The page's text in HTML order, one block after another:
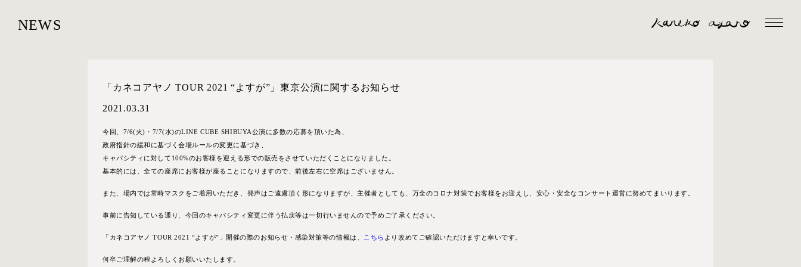
NEWS
「カネコアヤノ TOUR 2021 “よすが”」東京公演に関するお知らせ
2021.03.31
今回、7/6(火)・7/7(水)のLINE CUBE SHIBUYA公演に多数の応募を頂いた為、
政府指針の緩和に基づく会場ルールの変更に基づき、
キャパシティに対して100%のお客様を迎える形での販売をさせていただくことになりました。
基本的には、全ての座席にお客様が座ることになりますので、前後左右に空席はございません。
また、場内では常時マスクをご着用いただき、発声はご遠慮頂く形になりますが、主催者としても、万全のコロナ対策でお客様をお迎えし、安心・安全なコンサート運営に努めてまいります。
事前に告知している通り、今回のキャパシティ変更に伴う払戻等は一切行いませんので予めご了承ください。
「カネコアヤノ TOUR 2021 “よすが”」開催の際のお知らせ・感染対策等の情報は、 こちら より改めてご確認いただけますと幸いです。
何卒ご理解の程よろしくお願いいたします。